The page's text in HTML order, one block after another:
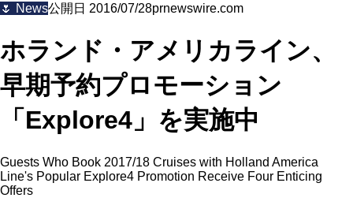
🌷 News公開日 2016/07/28prnewswire.com
ホランド・アメリカライン、
早期予約プロモーション
「Explore4」を実施中
Guests Who Book 2017/18 Cruises with Holland America
Line's Popular Explore4 Promotion Receive Four Enticing
Offers